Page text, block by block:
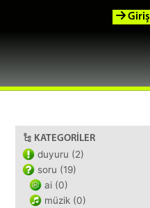
Giriş
KATEGORILER
duyuru (2)
soru (19)
ai (0)
müzik (0)